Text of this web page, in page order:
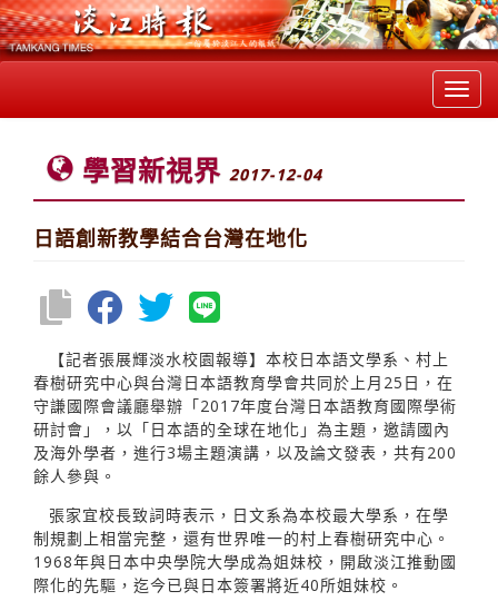
學習新視界 2017-12-04
日語創新教學結合台灣在地化
【記者張展輝淡水校園報導】本校日本語文學系、村上
春樹研究中心與台灣日本語教育學會共同於上月25日，在
守謙國際會議廳舉辦「2017年度台灣日本語教育國際學術
研討會」，以「日本語的全球在地化」為主題，邀請國內
及海外學者，進行3場主題演講，以及論文發表，共有200
餘人參與。
張家宜校長致詞時表示，日文系為本校最大學系，在學
制規劃上相當完整，還有世界唯一的村上春樹研究中心。
1968年與日本中央學院大學成為姐妹校，開啟淡江推動國
際化的先驅，迄今已與日本簽署將近40所姐妹校。